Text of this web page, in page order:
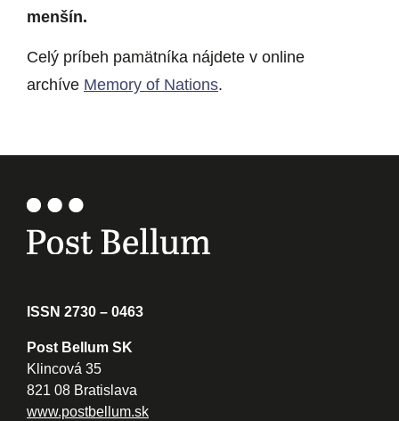
menšín.
Celý príbeh pamätníka nájdete v online
archíve Memory of Nations.
ISSN 2730 – 0463
Post Bellum SK
Klincová 35
821 08 Bratislava
www.postbellum.sk